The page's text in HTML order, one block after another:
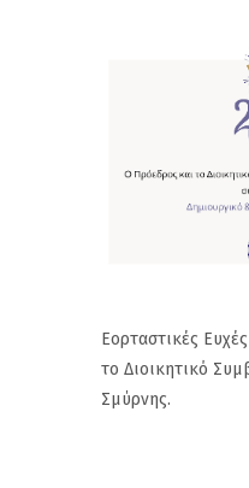
Εορταστικές
το Διοικητικό
Σμύρνης.